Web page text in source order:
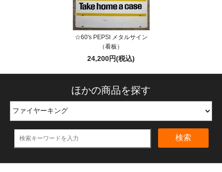
☆60's PEPSI メタルサイン
（看板）
24,200円(税込)
ほかの商品を探す
検索